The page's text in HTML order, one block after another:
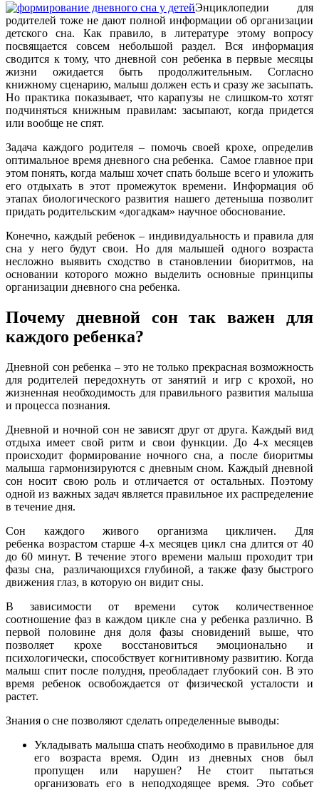
Энциклопедии для
родителей тоже не дают полной информации об организации
детского сна. Как правило, в литературе этому вопросу
посвящается совсем небольшой раздел. Вся информация
сводится к тому, что дневной сон ребенка в первые месяцы
жизни ожидается быть продолжительным. Согласно
книжному сценарию, малыш должен есть и сразу же засыпать.
Но практика показывает, что карапузы не слишком-то хотят
подчиняться книжным правилам: засыпают, когда придется
или вообще не спят.
Задача каждого родителя – помочь своей крохе, определив
оптимальное время дневного сна ребенка. Самое главное при
этом понять, когда малыш хочет спать больше всего и уложить
его отдыхать в этот промежуток времени. Информация об
этапах биологического развития нашего детеныша позволит
придать родительским «догадкам» научное обоснование.
Конечно, каждый ребенок – индивидуальность и правила для
сна у него будут свои. Но для малышей одного возраста
несложно выявить сходство в становлении биоритмов, на
основании которого можно выделить основные принципы
организации дневного сна ребенка.
Почему дневной сон так важен для
каждого ребенка?
Дневной сон ребенка – это не только прекрасная возможность
для родителей передохнуть от занятий и игр с крохой, но
жизненная необходимость для правильного развития малыша
и процесса познания.
Дневной и ночной сон не зависят друг от друга. Каждый вид
отдыха имеет свой ритм и свои функции. До 4-х месяцев
происходит формирование ночного сна, а после биоритмы
малыша гармонизируются с дневным сном. Каждый дневной
сон носит свою роль и отличается от остальных. Поэтому
одной из важных задач является правильное их распределение
в течение дня.
Сон каждого живого организма цикличен. Для
ребенка возрастом старше 4-х месяцев цикл сна длится от 40
до 60 минут. В течение этого времени малыш проходит три
фазы сна, различающихся глубиной, а также фазу быстрого
движения глаз, в которую он видит сны.
В зависимости от времени суток количественное
соотношение фаз в каждом цикле сна у ребенка различно. В
первой половине дня доля фазы сновидений выше, что
позволяет крохе восстановиться эмоционально и
психологически, способствует когнитивному развитию. Когда
малыш спит после полудня, преобладает глубокий сон. В это
время ребенок освобождается от физической усталости и
растет.
Знания о сне позволяют сделать определенные выводы:
Укладывать малыша спать необходимо в правильное для
его возраста время. Один из дневных снов был
пропущен или нарушен? Не стоит пытаться
организовать его в неподходящее время. Это собьет